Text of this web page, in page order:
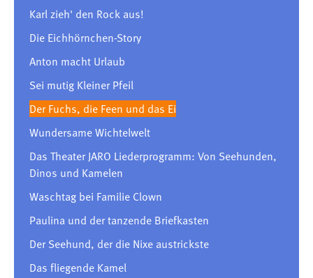
Karl zieh' den Rock aus!
Die Eichhörnchen-Story
Anton macht Urlaub
Sei mutig Kleiner Pfeil
Der Fuchs, die Feen und das Ei
Wundersame Wichtelwelt
Das Theater JARO Liederprogramm: Von Seehunden,
Dinos und Kamelen
Waschtag bei Familie Clown
Paulina und der tanzende Briefkasten
Der Seehund, der die Nixe austrickste
Das fliegende Kamel